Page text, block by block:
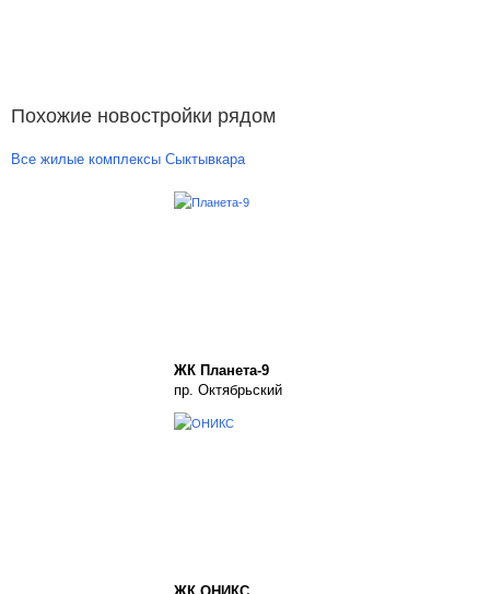
Похожие новостройки рядом
Все жилые комплексы Сыктывкара
ЖК Планета-9
пр. Октябрьский